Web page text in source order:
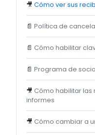
🎥 Cómo ver sus
📄 Política de
📄 Cómo habilitar
📄 Programa de
🎥 Cómo habilitar
informes
🎥 Cómo cambiar a